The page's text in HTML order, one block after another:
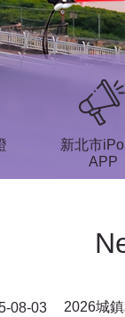
新北市
APP
08-03 2026城